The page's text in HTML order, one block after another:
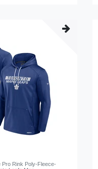
Pro Rink Poly-Fleece-